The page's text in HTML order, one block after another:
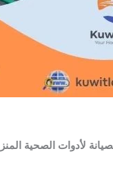
لأدوات الصحية